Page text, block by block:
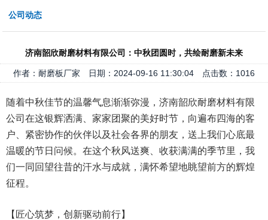
公司动态
济南韶欣耐磨材料有限公司：中秋团圆时，共绘耐磨新未来
作者：耐磨板厂家 日期：2024-09-16 11:30:04 点击数： 1016
随着中秋佳节的温馨气息渐渐弥漫，济南韶欣耐磨材料有限
公司在这银辉洒满、家家团聚的美好时节，向遍布四海的客
户、紧密协作的伙伴以及社会各界的朋友，送上我们心底最
温暖的节日问候。在这个秋风送爽、收获满满的季节里，我
们一同回望往昔的汗水与成就，满怀希望地眺望前方的辉煌
征程。
【匠心筑梦，创新驱动前行】